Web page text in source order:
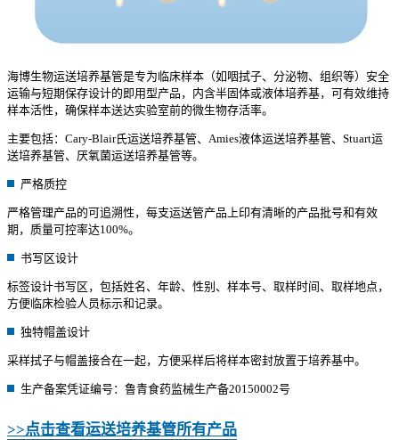
海博生物运送培养基管是专为临床样本（如咽拭子、分泌物、组织等）安全
运输与短期保存设计的即用型产品，内含半固体或液体培养基，可有效维持
样本活性，确保样本送达实验室前的微生物存活率。
主要包括：Cary-Blair氏运送培养基管、Amies液体运送培养基管、Stuart运
送培养基管、厌氧菌运送培养基管等。
严格质控
严格管理产品的可追溯性，每支运送管产品上印有清晰的产品批号和有效
期，质量可控率达100%。
书写区设计
标签设计书写区，包括姓名、年龄、性别、样本号、取样时间、取样地点，
方便临床检验人员标示和记录。
独特帽盖设计
采样拭子与帽盖接合在一起，方便采样后将样本密封放置于培养基中。
生产备案凭证编号：鲁青食药监械生产备20150002号
>>点击查看运送培养基管所有产品